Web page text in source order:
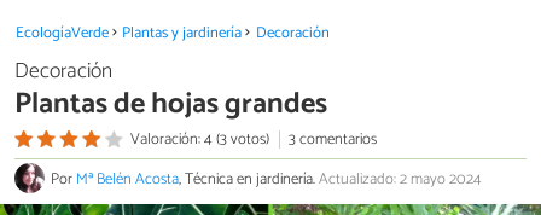
EcologíaVerde Plantas y jardinería Decoración
Decoración
Plantas de hojas grandes
Valoración: 4 (3 votos)
3 comentarios
PorMª Belén Acosta, Técnica en jardinería.Actualizado: 2 mayo 2024